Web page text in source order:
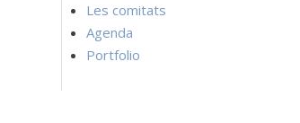
Les comitats
Agenda
Portfolio